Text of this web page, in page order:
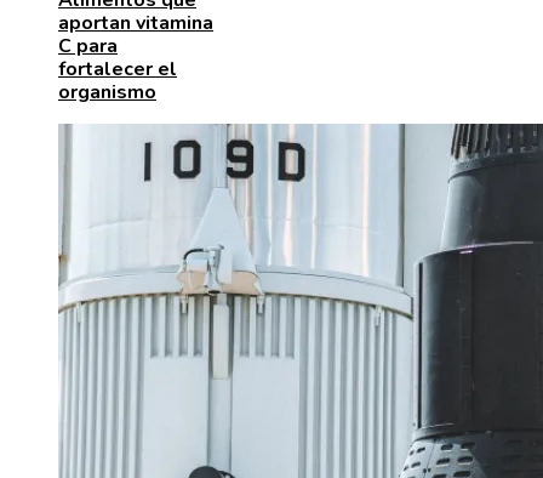
aportan vitamina
C para
fortalecer el
organismo